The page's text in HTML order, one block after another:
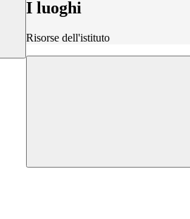
I luoghi
Risorse dell'istituto